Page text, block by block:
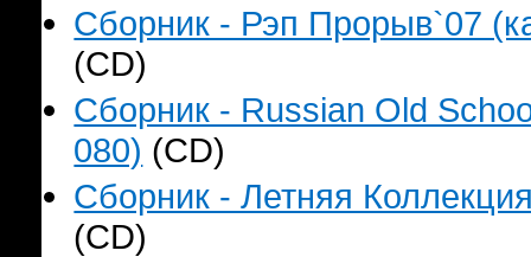
Сборник - Рэп Прорыв`07
(CD)
Сборник - Russian Old
080) (CD)
Сборник - Летняя
(CD)